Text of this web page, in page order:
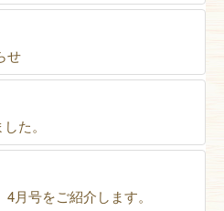
せ
た。
月号をご紹介します。